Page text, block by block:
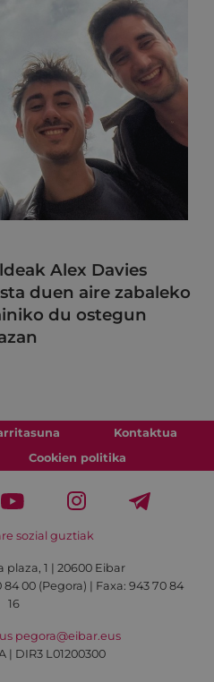
Alex Davies
duen aire zabaleko
du ostegun
Kontaktua
Cookien politika
sozial guztiak
1 | 20600 Eibar
84 00 (Pegora) | Faxa: 943 70 84
16
pegora@eibar.eus
| DIR3 L01200300